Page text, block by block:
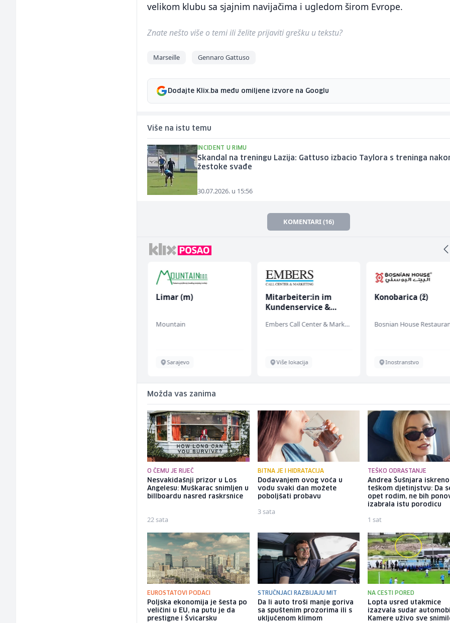
velikom klubu sa sjajnim navijačima i ugledom širom Evrope.
Znate nešto više o temi ili želite prijaviti grešku u tekstu?
Marseille Gennaro Gattuso
Dodajte Klix.ba među omiljene izvore na Googlu
Više na istu temu
INCIDENT U RIMU
Skandal na treningu Lazija: Gattuso izbacio Taylora s treninga
žestoke svađe
30.07.2026. u 15:56
KOMENTARI (16)
Limar (m)
Mountain
Sarajevo
Mitarbeiter:in im
Kundenservice &
Embers Call Center & Marketing
Više lokacija
Konobarica (ž)
Bosnian House
Inostranstvo
Možda vas zanima
O ČEMU JE RIJEČ
Nesvakidašnji prizor u Los
Angelesu: Muškarac snimljen u
billboardu nasred raskrsnice
22 sata
BITNA JE I HIDRATACIJA
Dodavanjem ovog voća u
vodu svaki dan možete
poboljšati probavu
3 sata
TEŠKO ODRASTANJE
Andrea Šušnjara
teškom djetinjstvu: Da
opet rodim, ne bih
izabrala istu porodicu
1 sat
EUROSTATOVI PODACI
Poljska ekonomija je šesta po
veličini u EU, na putu je da
prestigne i Švicarsku
STRUČNJACI RAZBIJAJU MIT
Da li auto troši manje goriva
sa spuštenim prozorima ili s
uključenom klimom
NA CESTI PORED
Lopta usred utakmice
izazvala sudar
Kamere uživo sve